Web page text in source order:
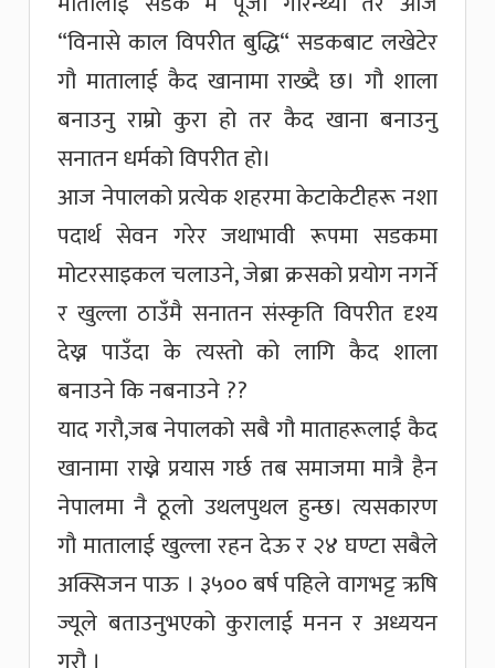
“विनासे काल विपरीत बुद्धि“ सडकबाट लखेटेर
गौ मातालाई कैद खानामा राख्दै छ। गौ शाला
बनाउनु राम्रो कुरा हो तर कैद खाना बनाउनु
सनातन धर्मको विपरीत हो।
आज नेपालको प्रत्येक शहरमा केटाकेटीहरू नशा
पदार्थ सेवन गरेर जथाभावी रूपमा सडकमा
मोटरसाइकल चलाउने, जेब्रा क्रसको प्रयोग नगर्ने
र खुल्ला ठाउँमै सनातन संस्कृति विपरीत दृश्य
देख्न पाउँदा के त्यस्तो को लागि कैद शाला
बनाउने कि नबनाउने ??
याद गरौ,जब नेपालको सबै गौ माताहरूलाई कैद
खानामा राख्ने प्रयास गर्छ तब समाजमा मात्रै हैन
नेपालमा नै ठूलो उथलपुथल हुन्छ। त्यसकारण
गौ मातालाई खुल्ला रहन देऊ र २४ घण्टा सबैले
अक्सिजन पाऊ । ३५०० बर्ष पहिले वागभट्ट ऋषि
ज्यूले बताउनुभएको कुरालाई मनन र अध्ययन